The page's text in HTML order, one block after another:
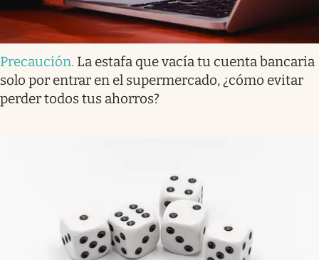
Precaución. La estafa que vacía tu cuenta bancaria
solo por entrar en el supermercado, ¿cómo evitar
perder todos tus ahorros?